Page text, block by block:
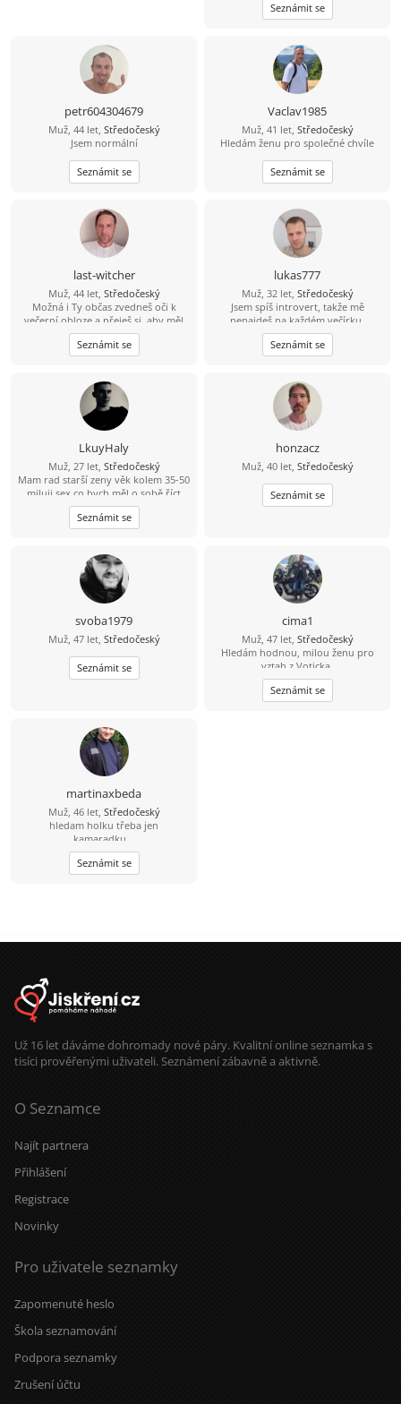
Seznámit se
petr604304679
Muž, 44 let, Středočeský
Jsem normální
Seznámit se
Vaclav1985
Muž, 41 let, Středočeský
Hledám ženu pro společné chvíle
Seznámit se
last-witcher
Muž, 44 let, Středočeský
Možná i Ty občas zvedneš oči k
večerní obloze a přeješ si, aby měl
někdo radost z každého dne, který s
Tebou může sdílet. Právě Tebe bych
rád poznal.
Seznámit se
lukas777
Muž, 32 let, Středočeský
Jsem spíš introvert, takže mě
nenajdeš na každém večírku.
Mnohem raději si užiju pohodový
večer, procházku nebo hezký výlet.
Hledám holku, se kterou nám bude
si budeme rozumět, všechno ostatní
přijde samo
Seznámit se
LkuyHaly
Muž, 27 let, Středočeský
Mam rad starší zeny věk kolem 35-50
miluji sex co bych měl o sobě říct
jsem mylný hodný stydlivý ze
začátku ale pokud to na mně
rozbalíš a ukážeš mi poradny sex
Seznámit se
honzacz
Muž, 40 let, Středočeský
Seznámit se
svoba1979
Muž, 47 let, Středočeský
Seznámit se
cima1
Muž, 47 let, Středočeský
Hledám hodnou, milou ženu pro
vztah z Voticka.
Seznámit se
martinaxbeda
Muž, 46 let, Středočeský
hledam holku třeba jen
kamaradku...
Seznámit se
Už 16 let dáváme dohromady nové páry. Kvalitní online seznamka s
tisíci prověřenými uživateli. Seznámení zábavně a aktivně.
O Seznamce
Najít partnera
Přihlášení
Registrace
Novinky
Pro uživatele seznamky
Zapomenuté heslo
Škola seznamování
Podpora seznamky
Zrušení účtu